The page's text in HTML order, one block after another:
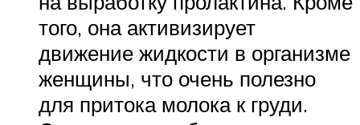
того, она активизирует
движение жидкости в организме
женщины, что очень полезно
для притока молока к груди.